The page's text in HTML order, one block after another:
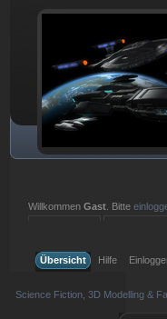
WillkommenGast . Bitte
Übersicht
Hilfe
Science Fiction, 3D Modelling &